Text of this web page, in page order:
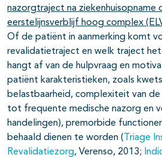
nazorgtraject na ziekenhuisopname
eerstelijnsverblijf hoog complex
Of de patiënt in aanmerking komt
revalidatietraject en welk traject het
hangt af van de hulpvraag en
patiënt karakteristieken, zoals
belastbaarheid, complexiteit van
tot frequente medische nazorg en
handelingen), premorbide
behaald dienen te worden (
Triage
Revalidatiezorg, Verenso, 2013;